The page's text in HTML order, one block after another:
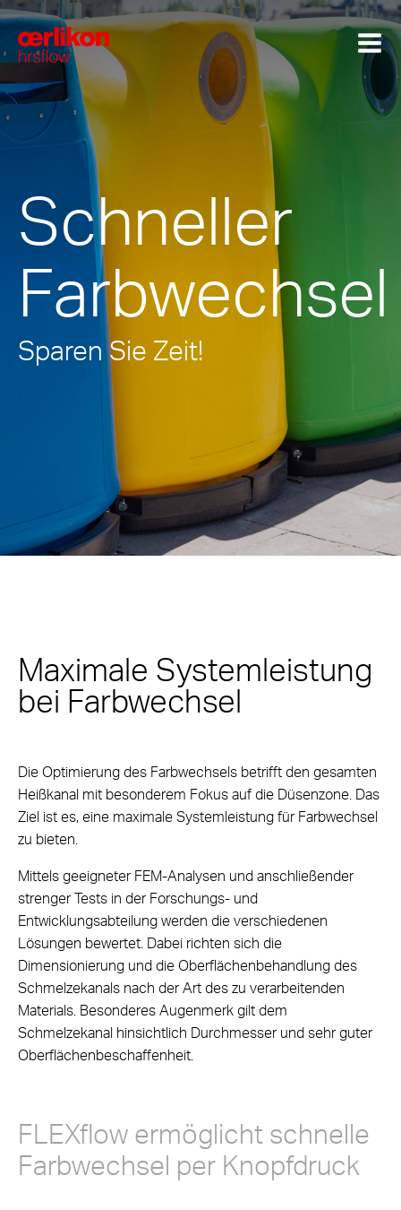
Schneller
Farbwechsel
Sparen Sie Zeit!
Maximale Systemleistung
bei Farbwechsel
Die Optimierung des Farbwechsels betrifft den gesamten
Heißkanal mit besonderem Fokus auf die Düsenzone. Das
Ziel ist es, eine maximale Systemleistung für Farbwechsel
zu bieten.
Mittels geeigneter FEM-Analysen und anschließender
strenger Tests in der Forschungs- und
Entwicklungsabteilung werden die verschiedenen
Lösungen bewertet. Dabei richten sich die
Dimensionierung und die Oberflächenbehandlung des
Schmelzekanals nach der Art des zu verarbeitenden
Materials. Besonderes Augenmerk gilt dem
Schmelzekanal hinsichtlich Durchmesser und sehr guter
Oberflächenbeschaffenheit.
FLEXflow ermöglicht schnelle
Farbwechsel per Knopfdruck